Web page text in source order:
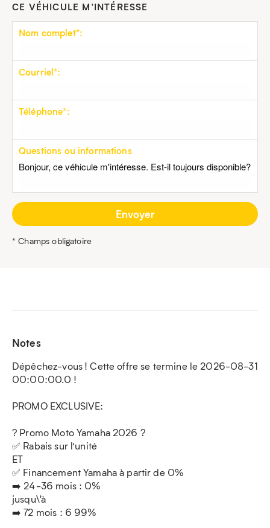
CE VÉHICULE M’INTÉRESSE
Nom complet*:
Courriel*:
Téléphone*:
Questions ou informations
* Champs obligatoire
Notes
Dépêchez-vous ! Cette offre se termine le 2026-08-31
00:00:00.0 !
PROMO EXCLUSIVE:
? Promo Moto Yamaha 2026 ?
✅ Rabais sur l’unité
ET
✅ Financement Yamaha à partir de 0%
➡️ 24-36 mois : 0%
jusqu\'à
➡️ 72 mois : 6 99%